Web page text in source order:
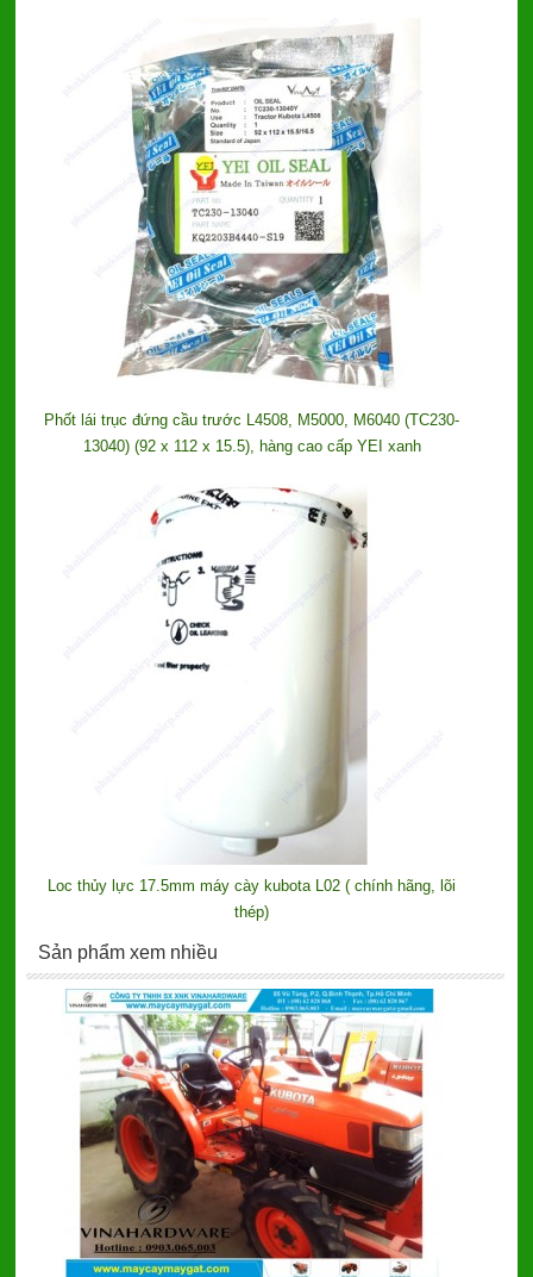
Phốt lái trục đứng cầu trước L4508, M5000, M6040 (TC230-
13040) (92 x 112 x 15.5), hàng cao cấp YEI xanh
Loc thủy lực 17.5mm máy cày kubota L02 ( chính hãng, lõi
thép)
Sản phẩm xem nhiều